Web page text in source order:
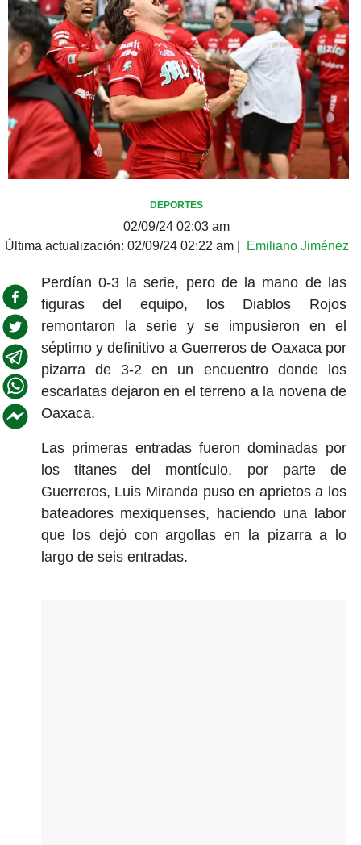
DEPORTES
02/09/24 02:03 am
Última actualización: 02/09/24 02:22 am| Emiliano Jiménez
Perdían 0-3 la serie, pero de la mano de las
figuras del equipo, los Diablos Rojos
remontaron la serie y se impusieron en el
séptimo y definitivo a Guerreros de Oaxaca por
pizarra de 3-2 en un encuentro donde los
escarlatas dejaron en el terreno a la novena de
Oaxaca.
Las primeras entradas fueron dominadas por
los titanes del montículo, por parte de
Guerreros, Luis Miranda puso en aprietos a los
bateadores mexiquenses, haciendo una labor
que los dejó con argollas en la pizarra a lo
largo de seis entradas.